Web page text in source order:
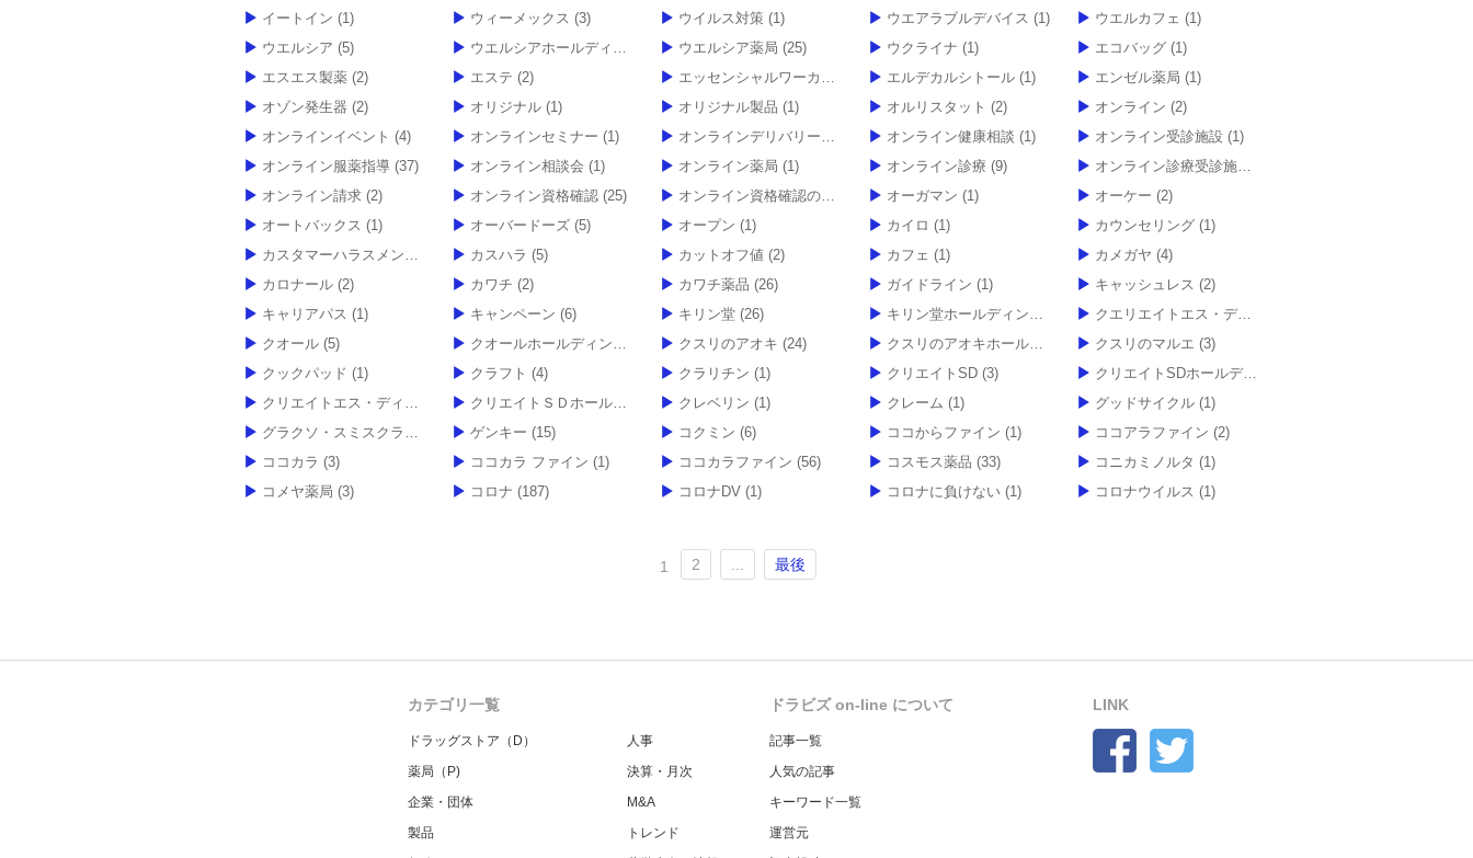
イートイン (1) ウィーメックス (3) ウイルス対策 (1) ウエアラブルデバイス (1) ウエルカフェ (1)
ウエルシア (5) ウエルシアホールディングス (70)ウエルシア薬局 (25) ウクライナ (1) エコバッグ (1)
エスエス製薬 (2) エステ (2) エッセンシャルワーカー エルデカルシトール (1) エンゼル薬局 (1)
オゾン発生器 (2) オリジナル (1) オリジナル製品 (1) オルリスタット (2) オンライン (2)
オンラインイベント (4) オンラインセミナー (1) オンラインデリバリーサービス (1)オンライン健康相談 (1) オンライン受診施設 (1)
オンライン服薬指導 (37) オンライン相談会 (1) オンライン薬局 (1) オンライン診療 (9) オンライン診療受診施設
オンライン請求 (2) オンライン資格確認 (25) オンライン資格確認の導入・普及に関する加算の特例措置 オーガマン (1) オーケー (2)
オートバックス (1) オーバードーズ (5) オープン (1) カイロ (1) カウンセリング (1)
カスタマーハラスメント
カスハラ (5) カットオフ値 (2) カフェ (1) カメガヤ (4)
カロナール (2) カワチ (2) カワチ薬品 (26) ガイドライン (1) キャッシュレス (2)
キャリアパス (1) キャンペーン (6) キリン堂 (26) キリン堂ホールディングス (20) クエリエイトエス・ディー
クオール (5) クオールホールディングス クスリのアオキ (24) クスリのアオキホールディングス (37)
クスリのマルエ (3)
クックパッド (1) クラフト (4) クラリチン (1) クリエイトSD (3) クリエイトSDホールディングス
クリエイトエス・ディー
クリエイトＳＤホールディングス (1)
クレベリン (1) クレーム (1) グッドサイクル (1)
グラクソ・スミスクライン
ゲンキー (15) コクミン (6) ココからファイン (1) ココアラファイン (2)
ココカラ (3) ココカラ ファイン (1) ココカラファイン (56) コスモス薬品 (33) コニカミノルタ (1)
コメヤ薬局 (3) コロナ (187) コロナDV (1) コロナに負けない (1) コロナウイルス (1)
1 2 最後
カテゴリ一覧
ドラッグストア（D）
薬局（P)
企業・団体
製品
人事
決算・月次
M&A
トレンド
ドラビズ on-line について
記事一覧
人気の記事
キーワード一覧
運営元
LINK